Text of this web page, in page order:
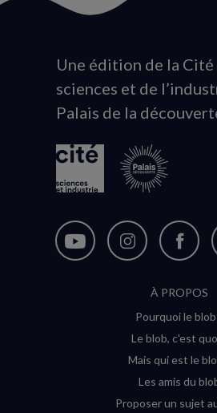
Animation
du
logo
Une édition de la Cité
sciences et de
Palais de la
Nous
Nous
Instagram
(nouvelle
Nous
sur
À PROPOS
Pourquoi le blob
Le blob, c'est
Mais qui est le
Les amis du
Proposer un sujet